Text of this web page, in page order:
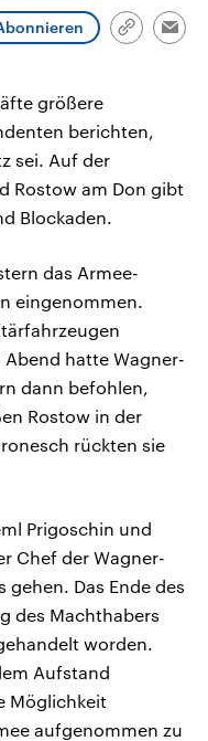
Diese wird wie die
Libanon vom IranLink
größere
berichten,
sei. Auf der
Rostow am Don gibt
Blockaden.
das Armee-
eingenommen.
hatte Wagner-
dann befohlen,
Rostow in der
rückten sie
Prigoschin und
Chef der Wagner-
gehen. Das Ende des
des Machthabers
worden.
Aufstand
Möglichkeit
aufgenommen zu